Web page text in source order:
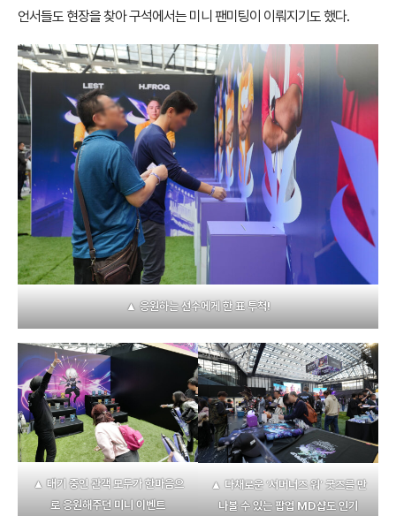
언서들도 현장을 찾아 구석에서는 미니 팬미팅이 이뤄지기도 했다.
▲ 응원하는 선수에게 한 표 투척!
▲ 대기 중인 관객 모두가 한마음으
로 응원해주던 미니 이벤트
▲ 다채로운 ‘서머너즈 워’ 굿즈를 만
나볼 수 있는 팝업 MD샵도 인기